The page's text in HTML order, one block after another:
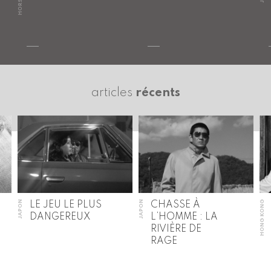
articles récents
JAPON
LE JEU LE PLUS
DANGEREUX
JAPON
CHASSE À
L’HOMME : LA
RIVIÈRE DE
RAGE
HONG KONG